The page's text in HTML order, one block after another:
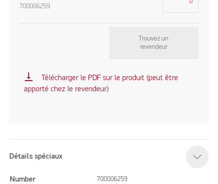
700006259
Trouvez un
revendeur
vertical_align_bottom
Télécharger le PDF sur le produit (peut être
apporté chez le revendeur)
Détails spéciaux
Number 700006259